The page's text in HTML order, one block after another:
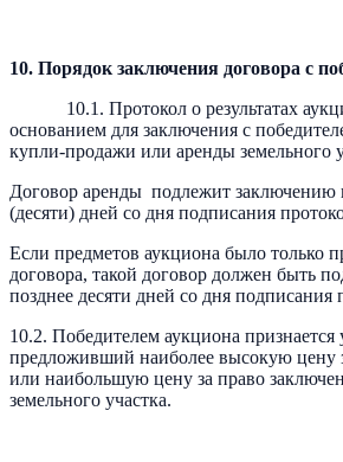
10. Порядок заключения договора с
10.1. Протокол о результатах
основанием для заключения с
купли-продажи или аренды земельного
Договор аренды подлежит заключению
(десяти) дней со дня подписания
Если предметов аукциона было только
договора, такой договор должен быть
позднее десяти дней со дня подписания
10.2. Победителем аукциона признается
предложивший наиболее высокую цену
или наибольшую цену за право
земельного участка.